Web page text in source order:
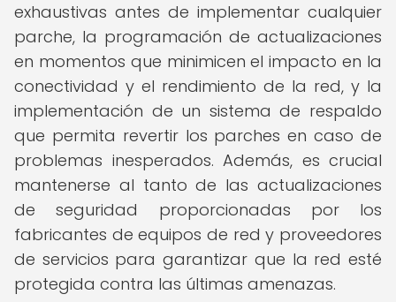
exhaustivas antes de implementar cualquier
parche, la programación de actualizaciones
en momentos que minimicen el impacto en la
conectividad y el rendimiento de la red, y la
implementación de un sistema de respaldo
que permita revertir los parches en caso de
problemas inesperados. Además, es crucial
mantenerse al tanto de las actualizaciones
de seguridad proporcionadas por los
fabricantes de equipos de red y proveedores
de servicios para garantizar que la red esté
protegida contra las últimas amenazas.